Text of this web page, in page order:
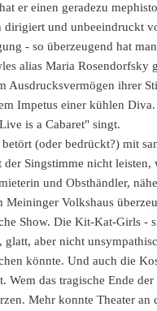
er einen geradezu
dirigiert und unbeeindruckt
- so überzeugend hat
alias Maria Rosendorfsky
Ausdrucksvermögen ihrer
Impetus einer kühlen
is a Cabaret" singt.
(oder bedrückt?) mit
Singstimme nicht
und Obsthändler,
Meininger Volkshaus
Show. Die Kit-Kat-Girls -
aber nicht
könnte. Und auch die
Wem das tragische Ende
Mehr konnte Theater an